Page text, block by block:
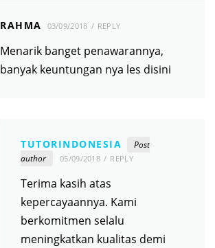
RAHMA 03/09/2018 REPLY
Menarik banget penawarannya,
banyak keuntungan nya les disini
TUTORINDONESIA
Post
author
05/09/2018 REPLY
Terima kasih atas
kepercayaannya. Kami
berkomitmen selalu
meningkatkan kualitas demi